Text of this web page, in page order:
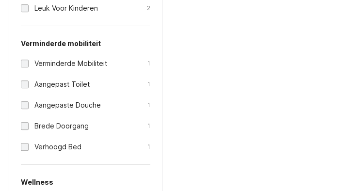
Leuk Voor Kinderen 2
Verminderde mobiliteit
Verminderde Mobiliteit 1
Aangepast Toilet 1
Aangepaste Douche 1
Brede Doorgang 1
Verhoogd Bed 1
Wellness